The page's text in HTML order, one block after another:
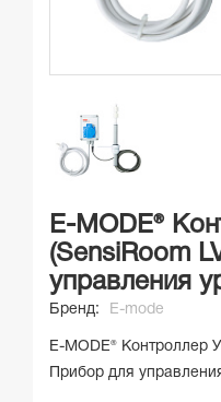
E-MODE®
(SensiRoom
управления
Бренд: E-mode
E-MODE® Контроллер
Прибор для